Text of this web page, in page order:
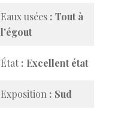
Eaux usées
Tout à
l'égout
État Excellent état
Exposition Sud